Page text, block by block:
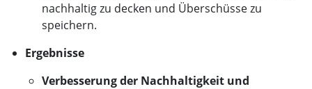
nachhaltig zu decken und Überschüsse zu
speichern.
Ergebnisse
Verbesserung der Nachhaltigkeit und